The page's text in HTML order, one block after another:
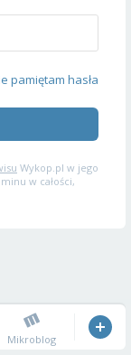
pamiętam hasła
Wykop.pl w jego
w całości,
Mikroblog